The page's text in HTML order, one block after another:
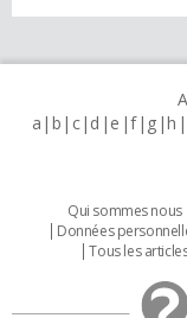
a b c d e f g h
Qui sommes nous
Données
Tous les